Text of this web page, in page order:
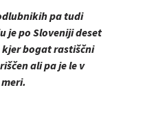
pa tudi
je po Sloveniji deset
bogat rastiščni
ali pa je le v